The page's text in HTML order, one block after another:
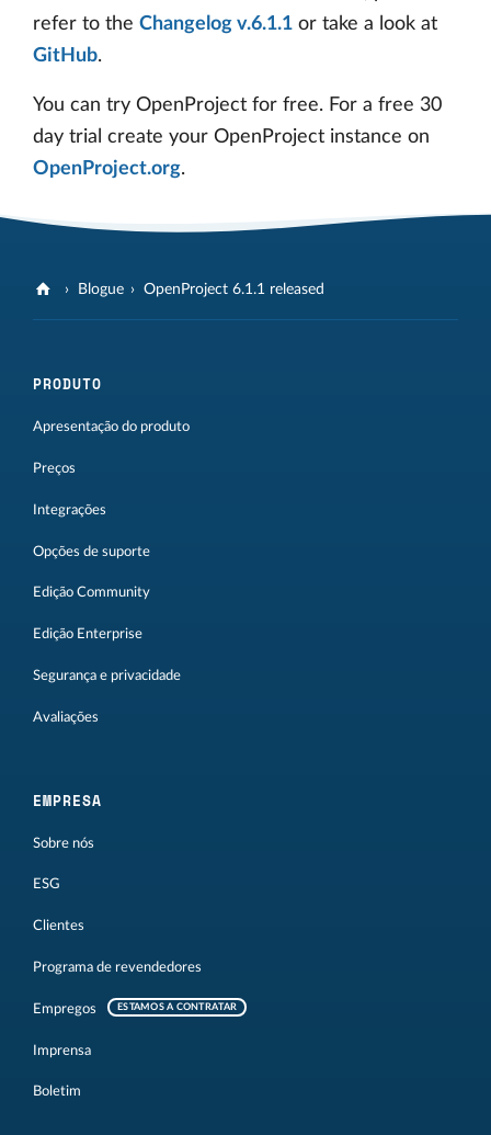
refer to the Changelog v.6.1.1 or take a look at
GitHub.
You can try OpenProject for free. For a free 30
day trial create your OpenProject instance on
OpenProject.org.
Blogue OpenProject 6.1.1 released
PRODUTO
Apresentação do produto
Preços
Integrações
Opções de suporte
Edição Community
Edição Enterprise
Segurança e privacidade
Avaliações
EMPRESA
Sobre nós
ESG
Clientes
Programa de revendedores
Empregos ESTAMOS A CONTRATAR
Imprensa
Boletim